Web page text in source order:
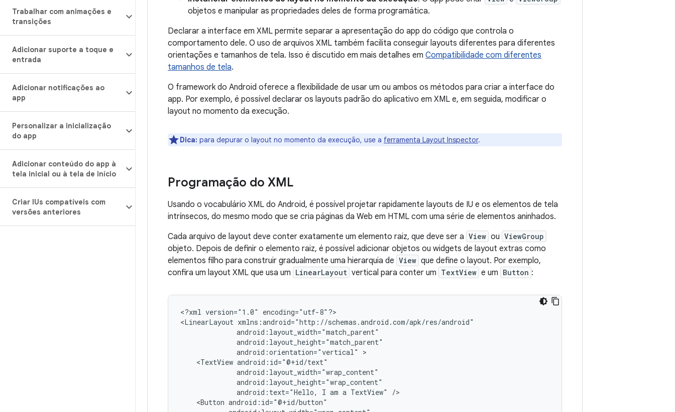
Trabalhar com animações e
transições
Adicionar suporte a toque e
entrada
Adicionar notificações ao
app
Personalizar a inicialização
do app
Adicionar conteúdo do app à
tela inicial ou à tela de início
Criar IUs compatíveis com
versões anteriores
objetos e manipular as propriedades deles de forma programática.
Declarar a interface em XML permite separar a apresentação do app do código que controla o
comportamento dele. O uso de arquivos XML também facilita conseguir layouts diferentes para diferentes
orientações e tamanhos de tela. Isso é discutido em mais detalhes em Compatibilidade com diferentes
tamanhos de tela.
O framework do Android oferece a flexibilidade de usar um ou ambos os métodos para criar a interface do
app. Por exemplo, é possível declarar os layouts padrão do aplicativo em XML e, em seguida, modificar o
layout no momento da execução.
Dica: para depurar o layout no momento da execução, use a ferramenta Layout Inspector.
Programação do XML
Usando o vocabulário XML do Android, é possível projetar rapidamente layouts de IU e os elementos de tela
intrínsecos, do mesmo modo que se cria páginas da Web em HTML com uma série de elementos aninhados.
Cada arquivo de layout deve conter exatamente um elemento raiz, que deve ser a View ou ViewGroup
objeto. Depois de definir o elemento raiz, é possível adicionar objetos ou widgets de layout extras como
elementos filho para construir gradualmente uma hierarquia de View que define o layout. Por exemplo,
confira um layout XML que usa um LinearLayout vertical para conter um TextView e um Button :
<?xml version="1.0"
encoding="utf-8"?>
<LinearLayout
android:orientation="vertical"
<TextView
android:text="Hello,
I am a TextView"
<Button